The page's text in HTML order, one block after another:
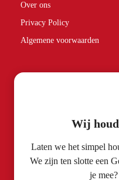
Over ons
Privacy Policy
Algemene voorwaarden
Partners
Search Cobra
Wij
Laten we het simpel
We zijn ten slotte een
je mee?